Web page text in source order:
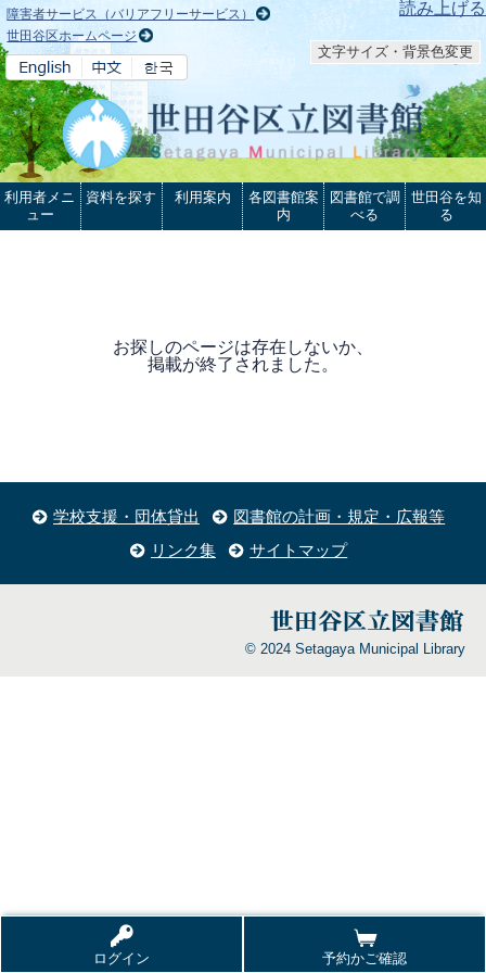
本文へ 読み上げる
障害者サービス（バリアフリーサービス）
世田谷区ホームページ
文字サイズ・背景色変更
ログイン 予約かご確認
利用者メニ
ュー
資料を探す 利用案内
各図書館案
内
図書館で調
べる
世田谷を知
る
お探しのページは存在しないか、
掲載が終了されました。
学校支援・団体貸出
図書館の計画・規定・広報等
リンク集
サイトマップ
© 2024 Setagaya Municipal Library